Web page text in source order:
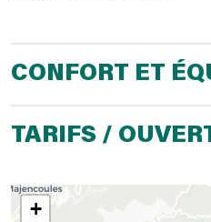
CONFORT ET
TARIFS /
+